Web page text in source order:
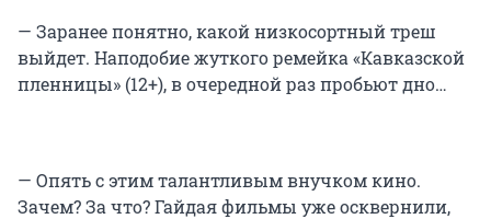
— Заранее понятно, какой низкосортный треш
выйдет. Наподобие жуткого ремейка «Кавказской
пленницы» (12+), в очередной раз пробьют дно…
— Опять с этим талантливым внучком кино.
Зачем? За что? Гайдая фильмы уже осквернили,